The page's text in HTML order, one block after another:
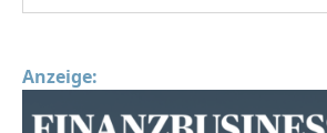
Anzeige: